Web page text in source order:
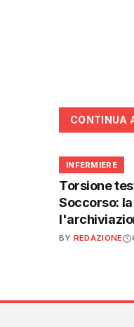
CONTINUA
🩺
INFERMIERE
Torsione
Soccorso:
BY REDAZIONE